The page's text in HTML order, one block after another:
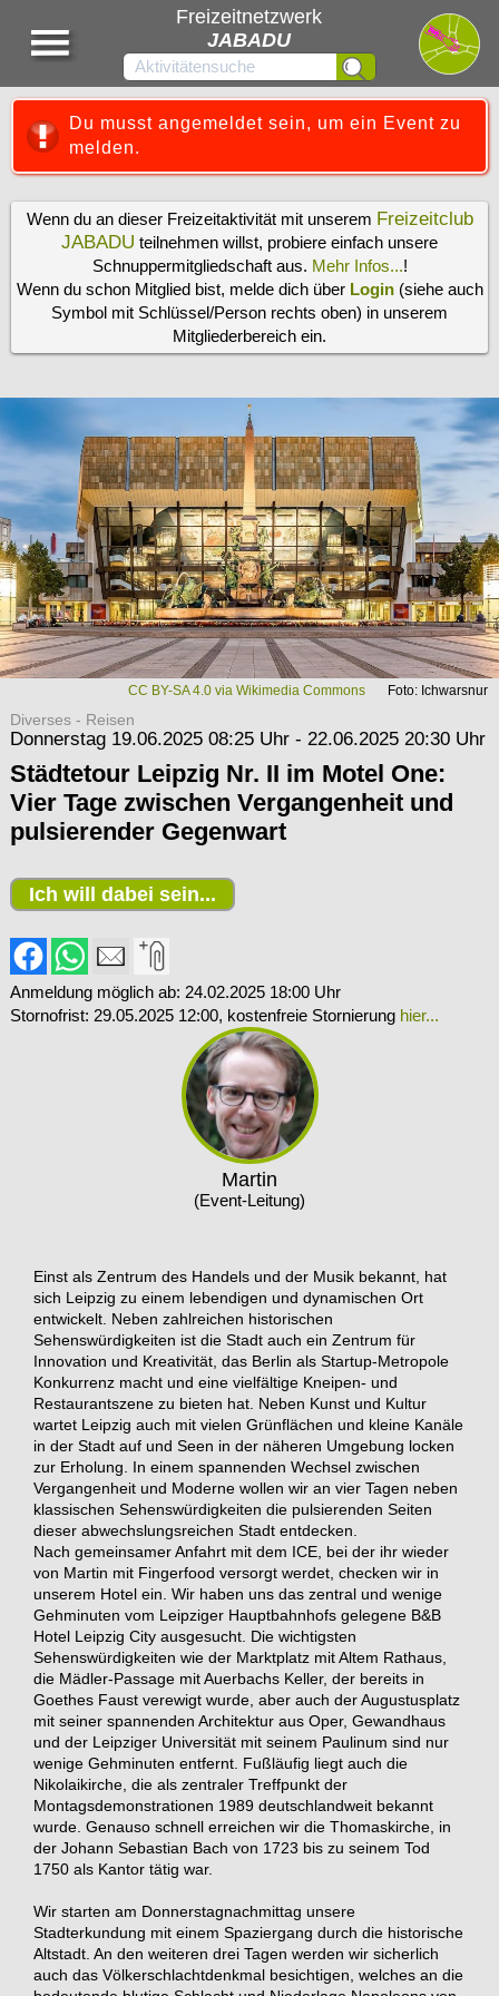
Freizeitnetzwerk
JABADU
Du musst angemeldet sein, um ein Event zu
melden.
Wenn du an dieser Freizeitaktivität mit unserem Freizeitclub
JABADU teilnehmen willst, probiere einfach unsere
Schnuppermitgliedschaft aus. Mehr Infos...!
Wenn du schon Mitglied bist, melde dich über Login(siehe auch
Symbol mit Schlüssel/Person rechts oben) in unserem
Mitgliederbereich ein.
Foto: Ichwarsnur
CC BY-SA 4.0 via Wikimedia Commons
Diverses - Reisen
Donnerstag 19.06.2025 08:25 Uhr - 22.06.2025 20:30 Uhr
Städtetour Leipzig Nr. II im Motel One:
Vier Tage zwischen Vergangenheit und
pulsierender Gegenwart
Martin
(Event-Leitung)
Ich will dabei sein...
Anmeldung möglich ab: 24.02.2025 18:00 Uhr
Stornofrist: 29.05.2025 12:00, kostenfreie Stornierung hier...
Einst als Zentrum des Handels und der Musik bekannt, hat
sich Leipzig zu einem lebendigen und dynamischen Ort
entwickelt. Neben zahlreichen historischen
Sehenswürdigkeiten ist die Stadt auch ein Zentrum für
Innovation und Kreativität, das Berlin als Startup-Metropole
Konkurrenz macht und eine vielfältige Kneipen- und
Restaurantszene zu bieten hat. Neben Kunst und Kultur
wartet Leipzig auch mit vielen Grünflächen und kleine Kanäle
in der Stadt auf und Seen in der näheren Umgebung locken
zur Erholung. In einem spannenden Wechsel zwischen
Vergangenheit und Moderne wollen wir an vier Tagen neben
klassischen Sehenswürdigkeiten die pulsierenden Seiten
dieser abwechslungsreichen Stadt entdecken.
Nach gemeinsamer Anfahrt mit dem ICE, bei der ihr wieder
von Martin mit Fingerfood versorgt werdet, checken wir in
unserem Hotel ein. Wir haben uns das zentral und wenige
Gehminuten vom Leipziger Hauptbahnhofs gelegene B&B
Hotel Leipzig City ausgesucht. Die wichtigsten
Sehenswürdigkeiten wie der Marktplatz mit Altem Rathaus,
die Mädler-Passage mit Auerbachs Keller, der bereits in
Goethes Faust verewigt wurde, aber auch der Augustusplatz
mit seiner spannenden Architektur aus Oper, Gewandhaus
und der Leipziger Universität mit seinem Paulinum sind nur
wenige Gehminuten entfernt. Fußläufig liegt auch die
Nikolaikirche, die als zentraler Treffpunkt der
Montagsdemonstrationen 1989 deutschlandweit bekannt
wurde. Genauso schnell erreichen wir die Thomaskirche, in
der Johann Sebastian Bach von 1723 bis zu seinem Tod
1750 als Kantor tätig war.
Wir starten am Donnerstagnachmittag unsere
Stadterkundung mit einem Spaziergang durch die historische
Altstadt. An den weiteren drei Tagen werden wir sicherlich
auch das Völkerschlachtdenkmal besichtigen, welches an die